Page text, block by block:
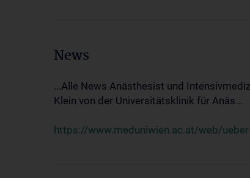
News
...Alle News Anästhesist und
Klein von der Universitätsklinik für Anäs...
https://www.meduniwien.ac.at/web/